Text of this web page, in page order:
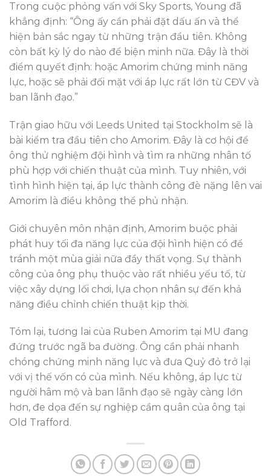
Trong cuộc phỏng vấn với Sky Sports, Young đã
khẳng định: “Ông ấy cần phải đặt dấu ấn và thể
hiện bản sắc ngay từ những trận đầu tiên. Không
còn bất kỳ lý do nào để biện minh nữa. Đây là thời
điểm quyết định: hoặc Amorim chứng minh năng
lực, hoặc sẽ phải đối mặt với áp lực rất lớn từ CĐV và
ban lãnh đạo.”
Trận giao hữu với Leeds United tại Stockholm sẽ là
bài kiểm tra đầu tiên cho Amorim. Đây là cơ hội để
ông thử nghiệm đội hình và tìm ra những nhân tố
phù hợp với chiến thuật của mình. Tuy nhiên, với
tình hình hiện tại, áp lực thành công đè nặng lên vai
Amorim là điều không thể phủ nhận.
Giới chuyên môn nhận định, Amorim buộc phải
phát huy tối đa năng lực của đội hình hiện có để
tránh một mùa giải nữa đầy thất vọng. Sự thành
công của ông phụ thuộc vào rất nhiều yếu tố, từ
việc xây dựng lối chơi, lựa chọn nhân sự đến khả
năng điều chỉnh chiến thuật kịp thời.
Tóm lại, tương lai của Ruben Amorim tại MU đang
đứng trước ngã ba đường. Ông cần phải nhanh
chóng chứng minh năng lực và đưa Quỷ đỏ trở lại
với vị thế vốn có của mình. Nếu không, áp lực từ
người hâm mộ và ban lãnh đạo sẽ ngày càng lớn
hơn, đe dọa đến sự nghiệp cầm quân của ông tại
Old Trafford.